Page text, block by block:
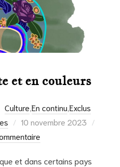
et en couleurs
Culture En continu Exclus
Publié
le
10 novembre 2023
et dans certains pays